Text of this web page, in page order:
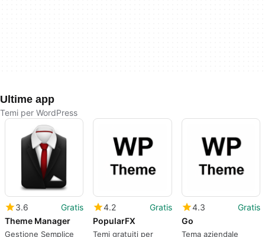
Ultime app
Temi per WordPress
3.6
Gratis
Theme Manager
Gestione Semplice
4.2
Gratis
PopularFX
Temi gratuiti per
4.3
Gratis
Go
Tema aziendale